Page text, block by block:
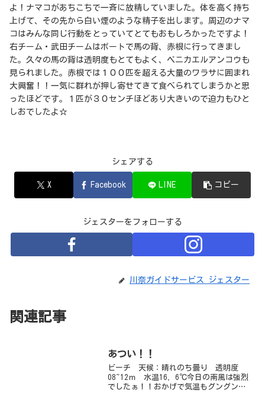
よ！ナマコがあちこちで一斉に放精していました。体を高く持ち
上げて、その先から白い煙のような精子を出します。周辺のナマ
コはみんな同じ行動をとっていてとてもおもしろかったですよ！
右チーム・武田チームはボートで馬の背、赤根に行ってきまし
た。久々の馬の背は透明度もとてもよく、ベニカエルアンコウも
見られました。赤根では１００匹を超える大量のワラサに囲まれ
大興奮！！一気に群れが押し寄せてきて食べられてしまうかと思
ったほどです。１匹が３０センチほどあり大きいので迫力もひと
しおでしたよ☆
シェアする
X Facebook LINE コピー
ジェスターをフォローする
川奈ガイドサービス ジェスター
関連記事
あつい！！
ビーチ 天候：晴れのち曇り 透明度
08~12ｍ 水温16．6℃今日の南風は強烈
でしたぁ！！おかげで気温もグングン上